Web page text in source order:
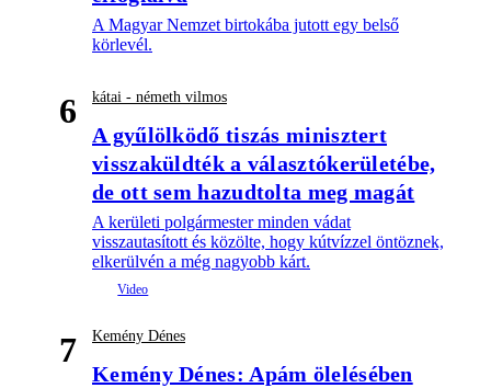
A Magyar Nemzet birtokába jutott egy belső
körlevél.
6 kátai - németh vilmos
A gyűlölködő tiszás minisztert
visszaküldték a választókerületébe,
de ott sem hazudtolta meg magát
A kerületi polgármester minden vádat
visszautasított és közölte, hogy kútvízzel öntöznek,
elkerülvén a még nagyobb kárt.
7 Kemény Dénes
Kemény Dénes: Apám ölelésében